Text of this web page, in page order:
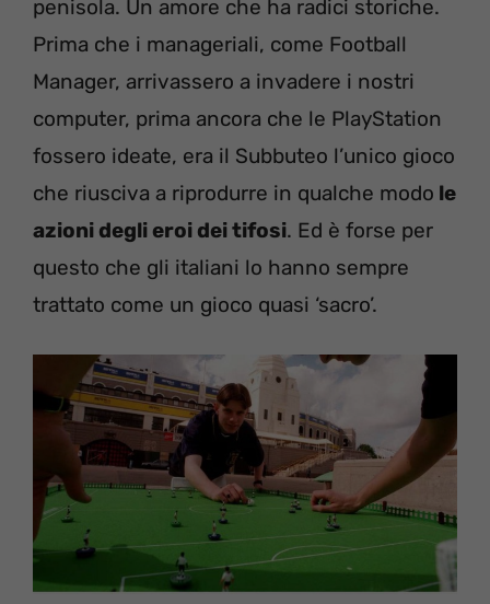
penisola. Un amore che ha radici storiche.
Prima che i manageriali, come Football
Manager, arrivassero a invadere i nostri
computer, prima ancora che le PlayStation
fossero ideate, era il Subbuteo l’unico gioco
che riusciva a riprodurre in qualche modo le
azioni degli eroi dei tifosi. Ed è forse per
questo che gli italiani lo hanno sempre
trattato come un gioco quasi ‘sacro’.